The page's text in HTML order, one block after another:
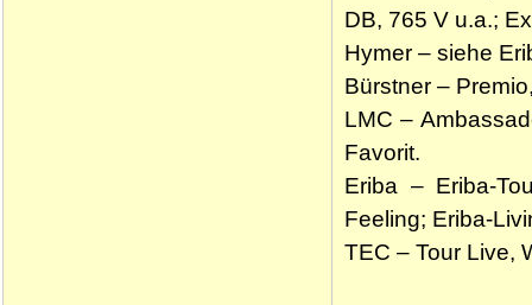
DB, 765 V u.a.;
Hymer – siehe
Bürstner –
LMC –
Favorit.
Eriba – Eriba-
Feeling; Eriba-
TEC – Tour Live,